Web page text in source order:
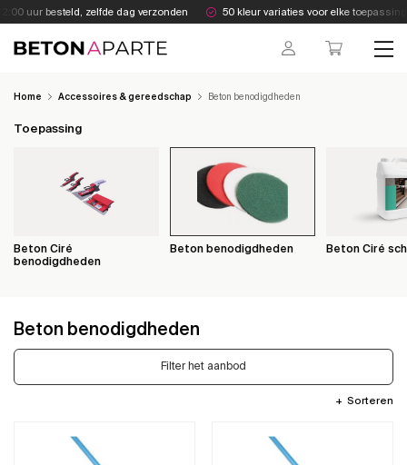
Skip
to
content
uur besteld, zelfde dag verzonden 50 kleur variaties voor elke toepassing
Beton Aparte
Home Accessoires & gereedschap Beton benodigdheden
Toepassing
Beton Ciré
benodigdheden
Beton benodigdheden Beton Ciré
Beton benodigdheden
Filter het aanbod
Sorteren